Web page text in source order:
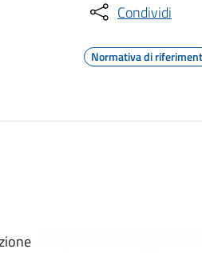
Condividi
Normativa di